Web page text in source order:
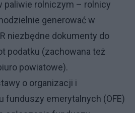
paliwie rolniczym – rolnicy
generować w
niezbędne dokumenty do
podatku (zachowana też
powiatowe).
o organizacji i
funduszy emerytalnych (OFE)